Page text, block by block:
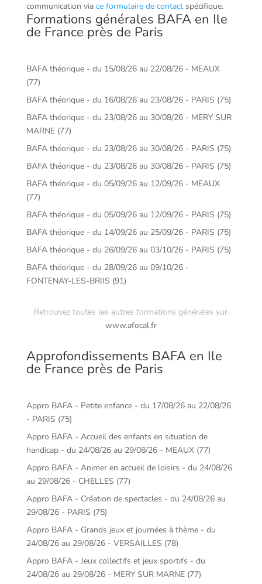
communication via ce formulaire de contactspécifique.
Formations générales BAFA en Ile
de France près de Paris
BAFA théorique - du 15/08/26 au 22/08/26 - MEAUX
(77)
BAFA théorique - du 16/08/26 au 23/08/26 - PARIS (75)
BAFA théorique - du 23/08/26 au 30/08/26 - MERY SUR
MARNE (77)
BAFA théorique - du 23/08/26 au 30/08/26 - PARIS (75)
BAFA théorique - du 23/08/26 au 30/08/26 - PARIS (75)
BAFA théorique - du 05/09/26 au 12/09/26 - MEAUX
(77)
BAFA théorique - du 05/09/26 au 12/09/26 - PARIS (75)
BAFA théorique - du 14/09/26 au 25/09/26 - PARIS (75)
BAFA théorique - du 26/09/26 au 03/10/26 - PARIS (75)
BAFA théorique - du 28/09/26 au 09/10/26 -
FONTENAY-LES-BRIIS (91)
Retrouvez toutes les autres formations générales sur
www.afocal.fr
Approfondissements BAFA en Ile
de France près de Paris
Appro BAFA - Petite enfance - du 17/08/26 au 22/08/26
- PARIS (75)
Appro BAFA - Accueil des enfants en situation de
handicap - du 24/08/26 au 29/08/26 - MEAUX (77)
Appro BAFA - Animer en accueil de loisirs - du 24/08/26
au 29/08/26 - CHELLES (77)
Appro BAFA - Création de spectacles - du 24/08/26 au
29/08/26 - PARIS (75)
Appro BAFA - Grands jeux et journées à thème - du
24/08/26 au 29/08/26 - VERSAILLES (78)
Appro BAFA - Jeux collectifs et jeux sportifs - du
24/08/26 au 29/08/26 - MERY SUR MARNE (77)